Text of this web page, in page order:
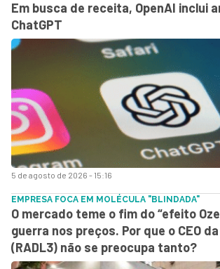
5 de agosto de 2026 - 15:16
Em busca de receita, OpenAI inclui
ChatGPT
EMPRESA FOCA EM MOLÉCULA "BLINDADA"
O mercado teme o fim do “efeito
guerra nos preços. Por que o CEO da
(RADL3) não se preocupa tanto?